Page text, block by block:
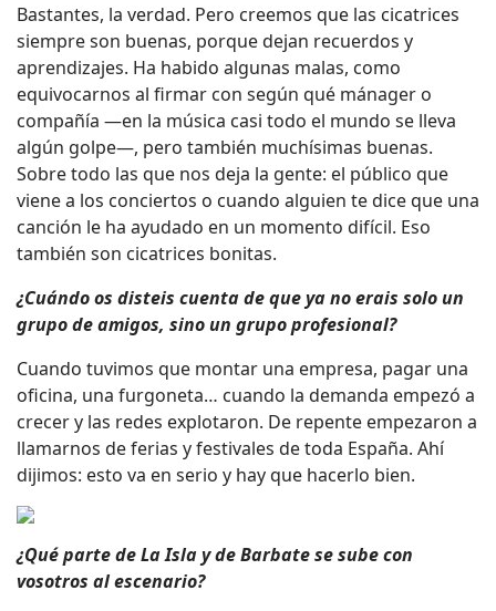
Bastantes, la verdad. Pero creemos que las cicatrices
siempre son buenas, porque dejan recuerdos y
aprendizajes. Ha habido algunas malas, como
equivocarnos al firmar con según qué mánager o
compañía —en la música casi todo el mundo se lleva
algún golpe—, pero también muchísimas buenas.
Sobre todo las que nos deja la gente: el público que
viene a los conciertos o cuando alguien te dice que una
canción le ha ayudado en un momento difícil. Eso
también son cicatrices bonitas.
¿Cuándo os disteis cuenta de que ya no erais solo un
grupo de amigos, sino un grupo profesional?
Cuando tuvimos que montar una empresa, pagar una
oficina, una furgoneta… cuando la demanda empezó a
crecer y las redes explotaron. De repente empezaron a
llamarnos de ferias y festivales de toda España. Ahí
dijimos: esto va en serio y hay que hacerlo bien.
¿Qué parte de La Isla y de Barbate se sube con
vosotros al escenario?